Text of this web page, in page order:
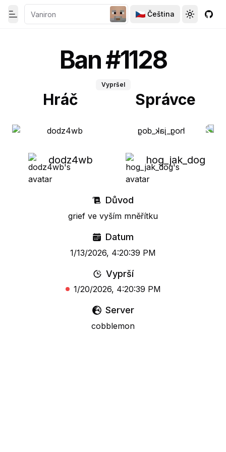
Toggle Menu
Čeština
Toggle theme
Toggle
Ban #1128
Vypršel
Hráč
dodz4wb
Správce
hog_jak_dog
Důvod
grief ve vyším mněřítku
Datum
1/13/2026, 4:20:39 PM
Vyprší
1/20/2026, 4:20:39 PM
Server
cobblemon